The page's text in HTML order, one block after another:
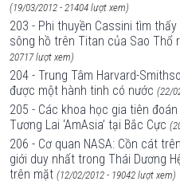
(19/03/2012 - 21404 lượt xem)
203 - Phi thuyền Cassini tìm
sông hồ trên Titan của Sao Thổ
20717 lượt xem)
204 - Trung Tâm Harvard-
được một hành tinh có nước (22/
205 - Các khoa học gia tiên
Tương Lai ‘AmAsia’ tại Bắc Cực
206 - Cơ quan NASA: Cồn cát
giới duy nhất trong Thái Dương
trên mặt (12/02/2012 - 19042 lượt xem)